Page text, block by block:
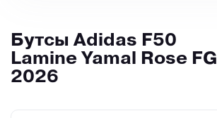
Бутсы Adidas F50
Lamine Yamal Rose FG
2026